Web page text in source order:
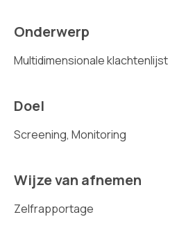
Onderwerp
Multidimensionale klachtenlijst
Doel
Screening, Monitoring
Wijze van afnemen
Zelfrapportage